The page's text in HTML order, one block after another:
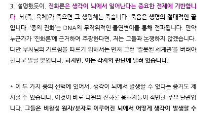
3. 설명했듯이,진화론은 생각이 뇌에서 일어난다는 중요한 전제에 기반합니
다. 뇌(즉, 육체)가 죽으면 그 생명체는 죽습니다.죽음은 생명의 절대적인 끝
입니다. ‘종의 진화’는 DNA의 무작위적인 돌연변이를 통해 전파됩니다. 만약
누군가가 ‘진화론’에 근거하여 주장한다면, 저는 그들과 논쟁하지 않겠습니다.
다만 부처님의 가르침을 따르기 위해서는 먼저 그런 ‘잘못된 세계관’을 버려야
한다고 말할 뿐입니다. 하지만, 이는 각자의 판단에 달려 있습니다.
* 이 두 가지 중의 선택에 있어서, 생각이 뇌에서 발생할 수 없다는 증거도 제
시할 수 있습니다. 이것이 바로 다윈의 진화론 옹호자들이 직면한 주요 난관입
니다.그들은 비활성 원자/분자로 이루어진 뇌에서 어떻게 생각이 발생할 수